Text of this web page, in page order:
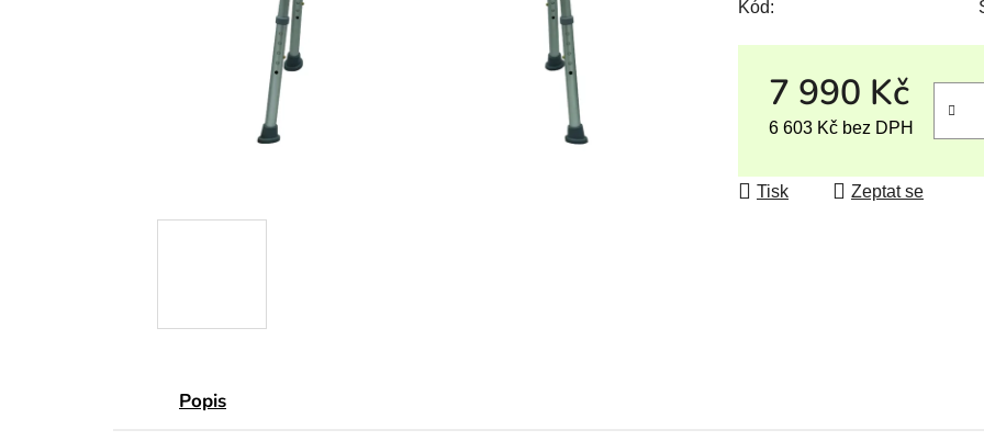
Kód:
7 990 Kč
6 603 Kč bez DPH
Tisk Zeptat se
Popis